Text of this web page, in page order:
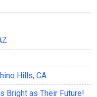
Hills, CA
Bright as Their Future!